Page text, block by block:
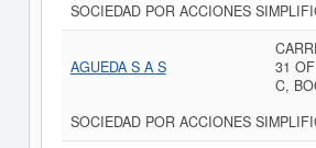
SOCIEDAD POR ACCIONES
AGUEDA S A S
31
C,
SOCIEDAD POR ACCIONES